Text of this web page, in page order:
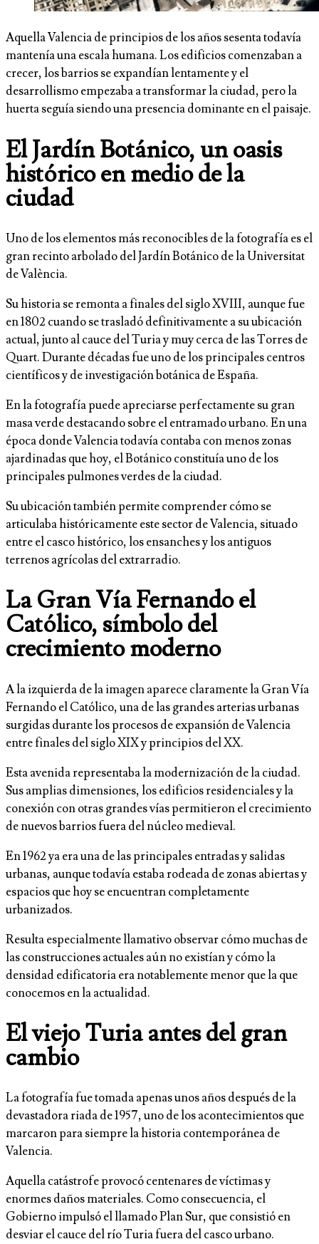
Aquella Valencia de principios de los años sesenta todavía
mantenía una escala humana. Los edificios comenzaban a
crecer, los barrios se expandían lentamente y el
desarrollismo empezaba a transformar la ciudad, pero la
huerta seguía siendo una presencia dominante en el paisaje.
El Jardín Botánico, un oasis
histórico en medio de la
ciudad
Uno de los elementos más reconocibles de la fotografía es el
gran recinto arbolado del Jardín Botánico de la Universitat
de València.
Su historia se remonta a finales del siglo XVIII, aunque fue
en 1802 cuando se trasladó definitivamente a su ubicación
actual, junto al cauce del Turia y muy cerca de las Torres de
Quart. Durante décadas fue uno de los principales centros
científicos y de investigación botánica de España.
En la fotografía puede apreciarse perfectamente su gran
masa verde destacando sobre el entramado urbano. En una
época donde Valencia todavía contaba con menos zonas
ajardinadas que hoy, el Botánico constituía uno de los
principales pulmones verdes de la ciudad.
Su ubicación también permite comprender cómo se
articulaba históricamente este sector de Valencia, situado
entre el casco histórico, los ensanches y los antiguos
terrenos agrícolas del extrarradio.
La Gran Vía Fernando el
Católico, símbolo del
crecimiento moderno
A la izquierda de la imagen aparece claramente la Gran Vía
Fernando el Católico, una de las grandes arterias urbanas
surgidas durante los procesos de expansión de Valencia
entre finales del siglo XIX y principios del XX.
Esta avenida representaba la modernización de la ciudad.
Sus amplias dimensiones, los edificios residenciales y la
conexión con otras grandes vías permitieron el crecimiento
de nuevos barrios fuera del núcleo medieval.
En 1962 ya era una de las principales entradas y salidas
urbanas, aunque todavía estaba rodeada de zonas abiertas y
espacios que hoy se encuentran completamente
urbanizados.
Resulta especialmente llamativo observar cómo muchas de
las construcciones actuales aún no existían y cómo la
densidad edificatoria era notablemente menor que la que
conocemos en la actualidad.
El viejo Turia antes del gran
cambio
La fotografía fue tomada apenas unos años después de la
devastadora riada de 1957, uno de los acontecimientos que
marcaron para siempre la historia contemporánea de
Valencia.
Aquella catástrofe provocó centenares de víctimas y
enormes daños materiales. Como consecuencia, el
Gobierno impulsó el llamado Plan Sur, que consistió en
desviar el cauce del río Turia fuera del casco urbano.